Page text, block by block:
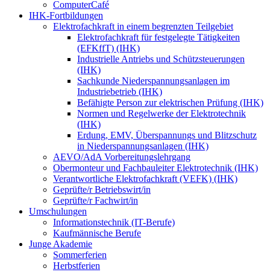
ComputerCafé
IHK-Fortbildungen
Elektrofachkraft in einem begrenzten Teilgebiet
Elektrofachkraft für festgelegte Tätigkeiten
(EFKffT) (IHK)
Industrielle Antriebs und Schützsteuerungen
(IHK)
Sachkunde Niederspannungsanlagen im
Industriebetrieb (IHK)
Befähigte Person zur elektrischen Prüfung (IHK)
Normen und Regelwerke der Elektrotechnik
(IHK)
Erdung, EMV, Überspannungs und Blitzschutz
in Niederspannungsanlagen (IHK)
AEVO/AdA Vorbereitungslehrgang
Obermonteur und Fachbauleiter Elektrotechnik (IHK)
Verantwortliche Elektrofachkraft (VEFK) (IHK)
Geprüfte/r Betriebswirt/in
Geprüfte/r Fachwirt/in
Umschulungen
Informationstechnik (IT-Berufe)
Kaufmännische Berufe
Junge Akademie
Sommerferien
Herbstferien